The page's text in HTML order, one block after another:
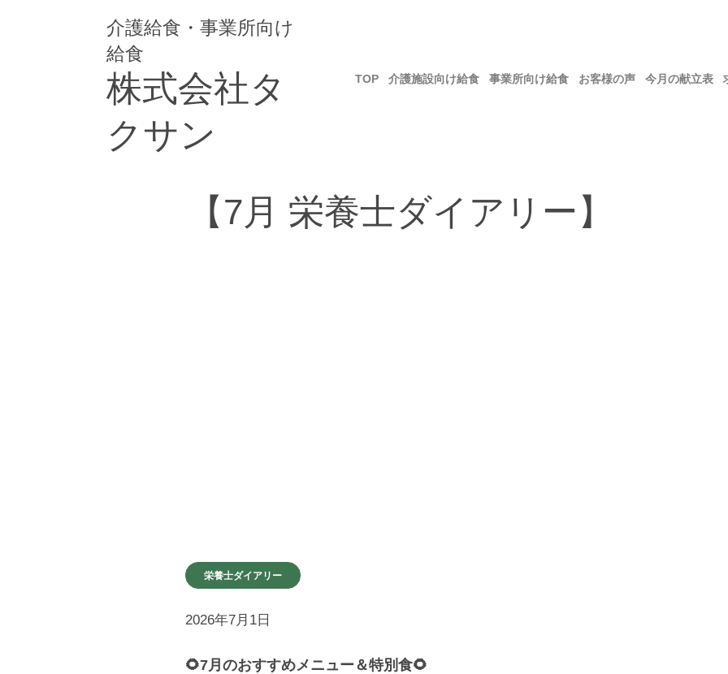
介護給食・事業所向け
給食
株式会社タ
クサン
TOP 介護施設向け給食 事業所向け給食 お客様の声 今月の献立表
【7月 栄養士ダイアリー】
栄養士ダイアリー
2026年7月1日
🌻7月のおすすめメニュー＆特別食🌻